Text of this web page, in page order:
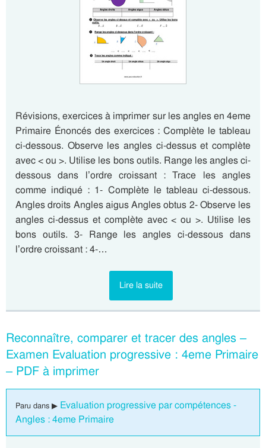
Révisions, exercices à imprimer sur les angles en 4eme
Primaire Énoncés des exercices : Complète le tableau
ci-dessous. Observe les angles ci-dessus et complète
avec < ou >. Utilise les bons outils. Range les angles ci-
dessous dans l’ordre croissant : Trace les angles
comme indiqué : 1- Complète le tableau ci-dessous.
Angles droits Angles aigus Angles obtus 2- Observe les
angles ci-dessus et complète avec < ou >. Utilise les
bons outils. 3- Range les angles ci-dessous dans
l’ordre croissant : 4-…
Lire la suite
Reconnaître, comparer et tracer des angles –
Examen Evaluation progressive : 4eme Primaire
– PDF à imprimer
Paru dans ▶ Evaluation progressive par compétences -
Angles : 4eme Primaire